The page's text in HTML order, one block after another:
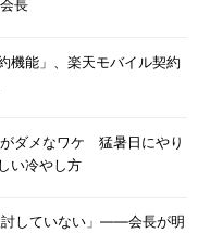
長
機能」、楽天モバイル契約
ダメなワケ 猛暑日にやり
い冷やし方
討していない」――会長が明